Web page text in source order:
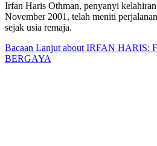
Irfan Haris Othman, penyanyi
November 2001, telah meniti
sejak usia remaja.
Bacaan Lanjut about IRFAN HARIS:
BERGAYA